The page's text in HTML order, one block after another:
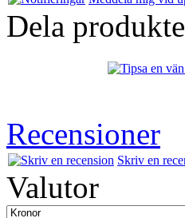
Dela
Recensioner
Skriv en
Valutor